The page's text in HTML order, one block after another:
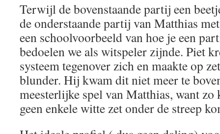
Terwijl de bovenstaande partij een
de onderstaande partij van Matthias
een schoolvoorbeeld van hoe je een
bedoelen we als witspeler zijnde. Piet
systeem tegenover zich en maakte op
blunder. Hij kwam dit niet meer te
meesterlijke spel van Matthias, want
geen enkele witte zet onder de streep